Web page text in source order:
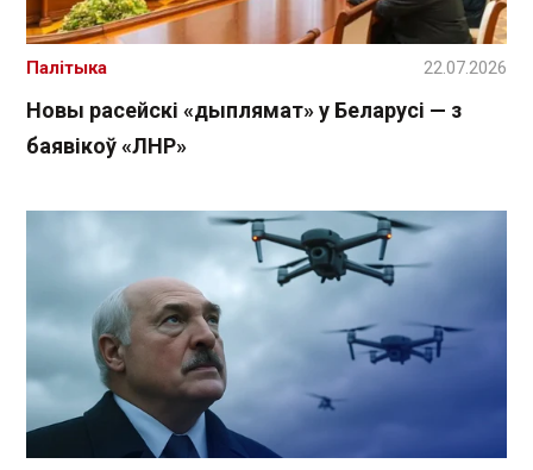
Новы расейскі «дыплямат» у Беларусі — з
баявікоў «ЛНР»
Палітыка 22.07.2026